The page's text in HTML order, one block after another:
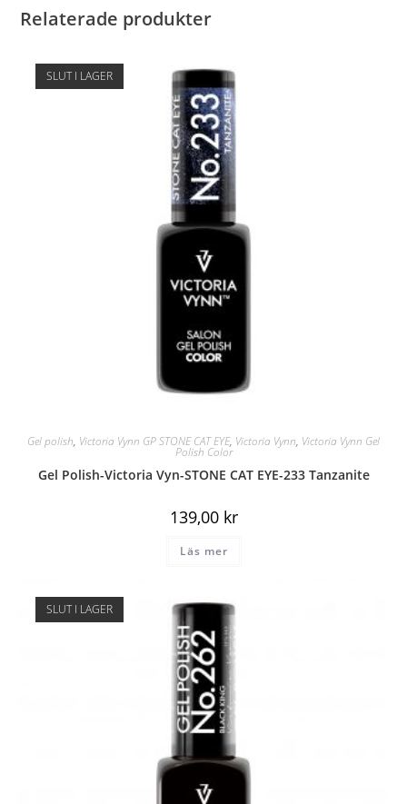
Relaterade produkter
SLUT I LAGER
Gel polish, Victoria Vynn GP STONE CAT EYE, Victoria Vynn, Victoria Vynn Gel
Polish Color
Gel Polish-Victoria Vyn-STONE CAT EYE-233 Tanzanite
139,00 kr
Läs mer
SLUT I LAGER